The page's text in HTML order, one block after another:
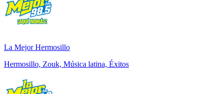
La Mejor Hermosillo
Hermosillo, Zouk, Música latina, Éxitos